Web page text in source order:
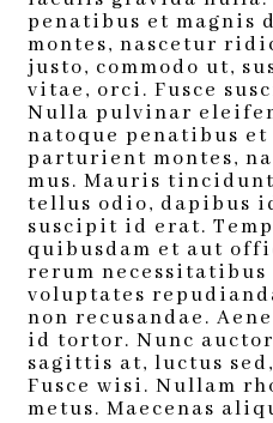
penatibus et magnis
montes, nascetur
justo, commodo ut,
vitae, orci. Fusce
Nulla pulvinar
natoque penatibus et
parturient montes,
mus. Mauris tincidunt
tellus odio, dapibus
suscipit id erat.
quibusdam et aut
rerum necessitatibus
voluptates
non recusandae.
id tortor. Nunc
sagittis at, luctus
Fusce wisi. Nullam
metus. Maecenas